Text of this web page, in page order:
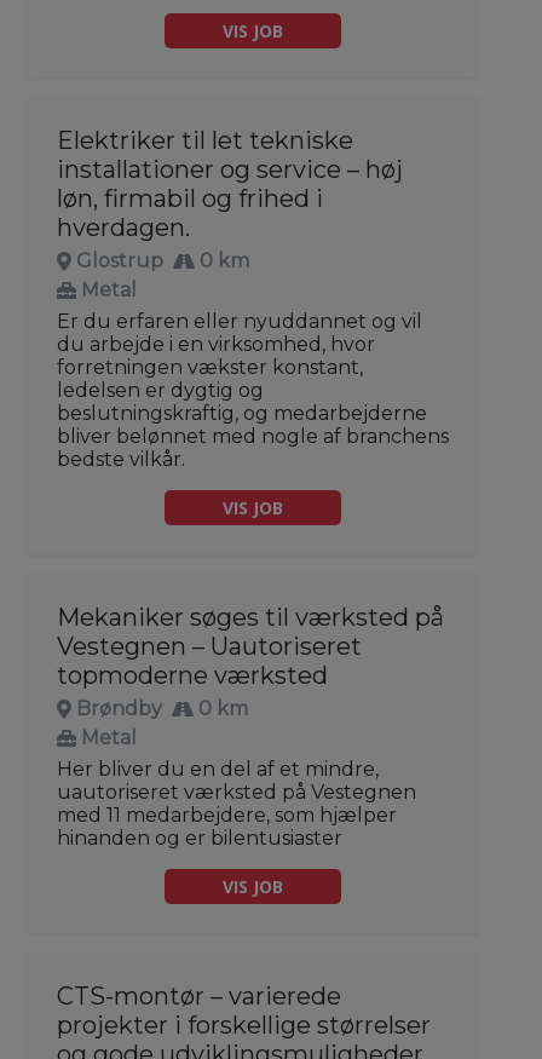
VIS JOB
Elektriker til let tekniske
installationer og service – høj
løn, firmabil og frihed i
hverdagen.
Glostrup
0 km
Metal
Er du erfaren eller nyuddannet og vil
du arbejde i en virksomhed, hvor
forretningen vækster konstant,
ledelsen er dygtig og
beslutningskraftig, og medarbejderne
bliver belønnet med nogle af branchens
bedste vilkår.
VIS JOB
Mekaniker søges til værksted på
Vestegnen – Uautoriseret
topmoderne værksted
Brøndby
0 km
Metal
Her bliver du en del af et mindre,
uautoriseret værksted på Vestegnen
med 11 medarbejdere, som hjælper
hinanden og er bilentusiaster
VIS JOB
CTS-montør – varierede
projekter i forskellige størrelser